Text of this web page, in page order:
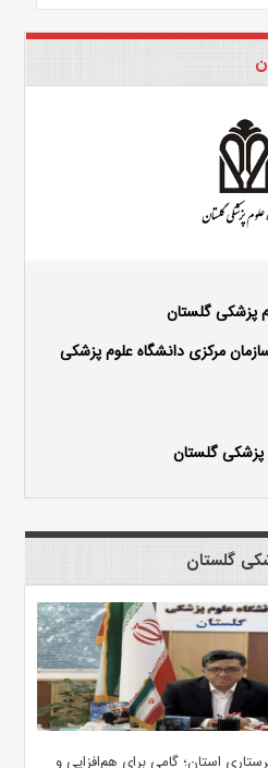
پزشکی گلستان
مرکزی دانشگاه علوم پزشکی
پزشکی گلستان
گلستان
استان؛ گامی برای هم‌افزایی و